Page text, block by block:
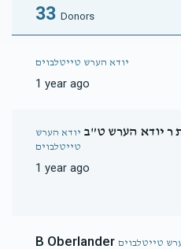
33 Donors
יודא הערש טייטלבוים
1 year ago
ר יודא הערש ט"ב יודא הערש
טייטלבוים
1 year ago
B Oberlander טייטלבוים